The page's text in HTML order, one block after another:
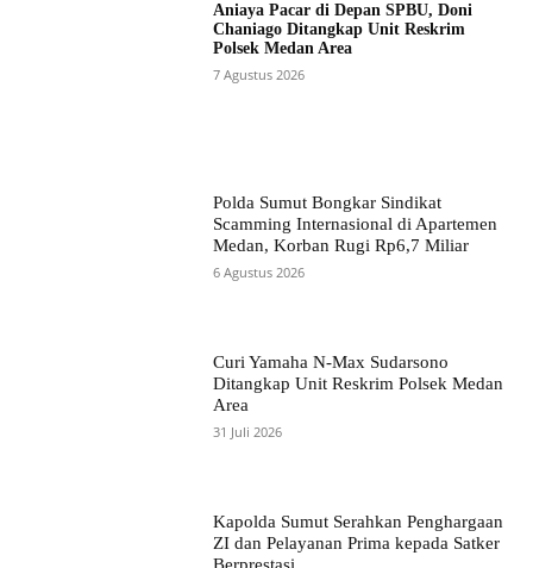
Aniaya Pacar di Depan SPBU, Doni
Chaniago Ditangkap Unit Reskrim
Polsek Medan Area
7 Agustus 2026
Polda Sumut Bongkar Sindikat
Scamming Internasional di Apartemen
Medan, Korban Rugi Rp6,7 Miliar
6 Agustus 2026
Curi Yamaha N-Max Sudarsono
Ditangkap Unit Reskrim Polsek Medan
Area
31 Juli 2026
Kapolda Sumut Serahkan Penghargaan
ZI dan Pelayanan Prima kepada Satker